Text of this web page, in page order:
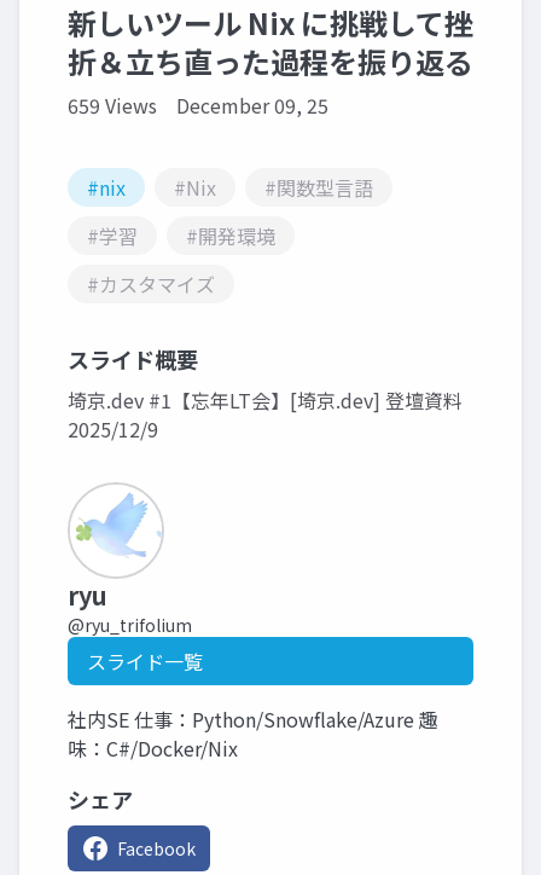
新しいツール Nix に挑戦して挫
折＆立ち直った過程を振り返る
659 Views December 09, 25
#nix #Nix
#関数型言語
#学習
#開発環境
#カスタマイズ
スライド概要
埼京.dev #1【忘年LT会】[埼京.dev] 登壇資料
2025/12/9
ryu
@ryu_trifolium
スライド一覧
社内SE 仕事：Python/Snowflake/Azure 趣
味：C#/Docker/Nix
シェア
Facebook